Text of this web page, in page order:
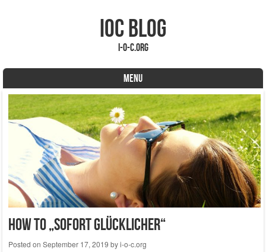
IOC Blog
i-o-c.org
MENU
Skip to content
How To „sofort glücklicher“
Posted on September 17, 2019 byi-o-c.org